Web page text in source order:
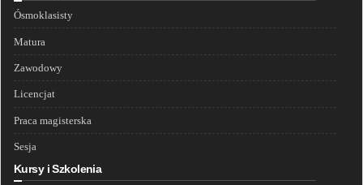
Ósmoklasisty
Matura
Zawodowy
Licencjat
Praca magisterska
Sesja
Kursy i Szkolenia